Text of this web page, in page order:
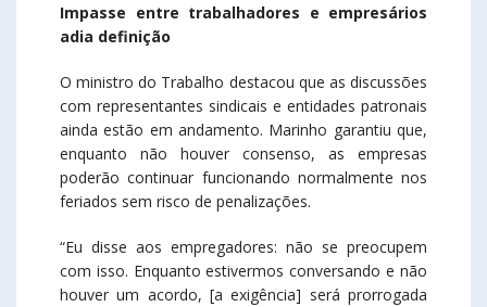
Impasse entre trabalhadores e empresários
adia definição
O ministro do Trabalho destacou que as discussões
com representantes sindicais e entidades patronais
ainda estão em andamento. Marinho garantiu que,
enquanto não houver consenso, as empresas
poderão continuar funcionando normalmente nos
feriados sem risco de penalizações.
“Eu disse aos empregadores: não se preocupem
com isso. Enquanto estivermos conversando e não
houver um acordo, [a exigência] será prorrogada